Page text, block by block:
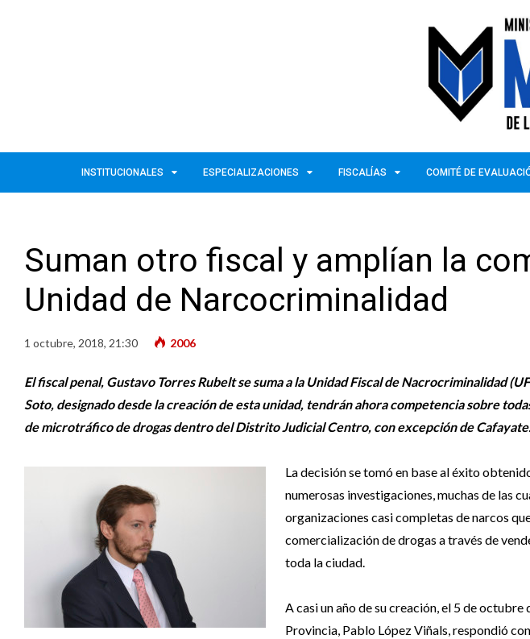
INSTITUCIONALES ESPECIALIZACIONES FISCALÍAS COMITÉ DE
Suman otro fiscal y amplían la
Unidad de Narcocriminalidad
1 octubre, 2018, 21:30 2006
El fiscal penal, Gustavo Torres Rubelt se suma a la Unidad Fiscal de Nacrocriminalidad
Soto, designado desde la creación de esta unidad, tendrán ahora competencia sobre
de microtráfico de drogas dentro del Distrito Judicial Centro, con excepción de Cafayate.
La decisión se tomó en base al éxito
numerosas investigaciones, muchas de las
organizaciones casi completas de narcos
comercialización de drogas a través de
toda la ciudad.
A casi un año de su creación, el 5 de
Provincia, Pablo López Viñals, respondió